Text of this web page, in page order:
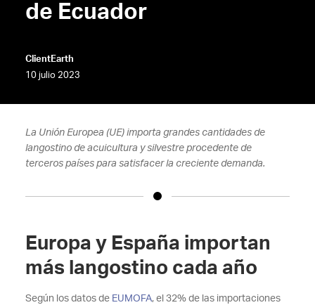
de Ecuador
ClientEarth
10 julio 2023
La Unión Europea (UE) importa grandes cantidades de
langostino de acuicultura y silvestre procedente de
terceros países para satisfacer la creciente demanda.
Europa y España importan
más langostino cada año
Según los datos de EUMOFA, el 32% de las importaciones